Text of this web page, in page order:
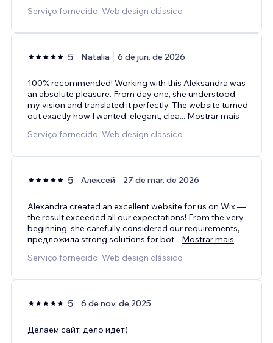
Serviço fornecido: Web design clássico
5 Natalia 6 de jun. de 2026
100% recommended! Working with this Aleksandra was
an absolute pleasure. From day one, she understood
my vision and translated it perfectly. The website turned
out exactly how I wanted: elegant, clea... Mostrar mais
Serviço fornecido: Web design clássico
5 Алексей 27 de mar. de 2026
Alexandra created an excellent website for us on Wix —
the result exceeded all our expectations! From the very
beginning, she carefully considered our requirements,
предложила strong solutions for bot... Mostrar mais
Serviço fornecido: Web design clássico
5 6 de nov. de 2025
Делаем сайт, дело идет)